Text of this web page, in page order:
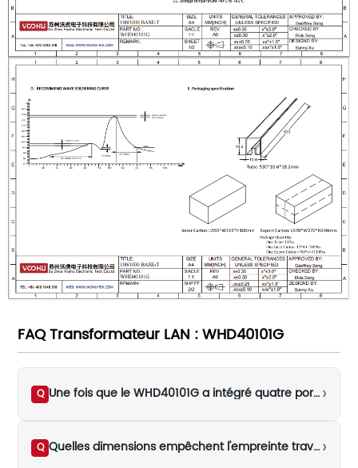
FAQ Transformateur LAN : WHD40101G
Q Une fois que le WHD40101G a intégré quatre ports, le schéma et le résultat du test d'un canal peuvent-ils être copiés comme conclusion pour les quatre ?›
Q Quelles dimensions empêchent l'empreinte traversante 40PIN du WHD40101G d'utiliser une empreinte DIP-40 conventionnelle ?›